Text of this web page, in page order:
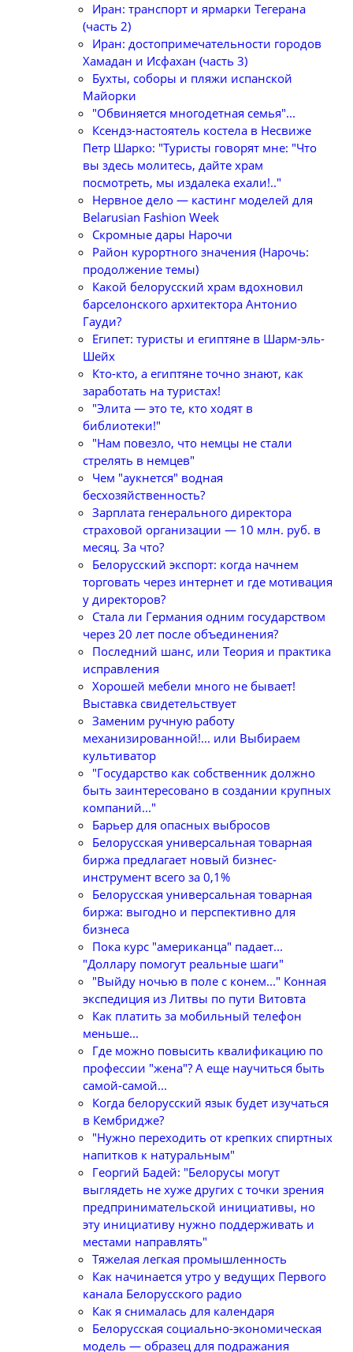
Иран: транспорт и ярмарки Тегерана
(часть 2)
Иран: достопримечательности городов
Хамадан и Исфахан (часть 3)
Бухты, соборы и пляжи испанской
Майорки
"Обвиняется многодетная семья"...
Ксендз-настоятель костела в Несвиже
Петр Шарко: "Туристы говорят мне: "Что
вы здесь молитесь, дайте храм
посмотреть, мы издалека ехали!.."
Нервное дело — кастинг моделей для
Belarusian Fashion Week
Скромные дары Нарочи
Район курортного значения (Нарочь:
продолжение темы)
Какой белорусский храм вдохновил
барселонского архитектора Антонио
Гауди?
Египет: туристы и египтяне в Шарм-эль-
Шейх
Кто-кто, а египтяне точно знают, как
заработать на туристах!
"Элита — это те, кто ходят в
библиотеки!"
"Нам повезло, что немцы не стали
стрелять в немцев"
Чем "аукнется" водная
бесхозяйственность?
Зарплата генерального директора
страховой организации — 10 млн. руб. в
месяц. За что?
Белорусский экспорт: когда начнем
торговать через интернет и где мотивация
у директоров?
Стала ли Германия одним государством
через 20 лет после объединения?
Последний шанс, или Теория и практика
исправления
Хорошей мебели много не бывает!
Выставка свидетельствует
Заменим ручную работу
механизированной!... или Выбираем
культиватор
"Государство как собственник должно
быть заинтересовано в создании крупных
компаний..."
Барьер для опасных выбросов
Белорусская универсальная товарная
биржа предлагает новый бизнес-
инструмент всего за 0,1%
Белорусская универсальная товарная
биржа: выгодно и перспективно для
бизнеса
Пока курс "американца" падает...
"Доллару помогут реальные шаги"
"Выйду ночью в поле с конем..." Конная
экспедиция из Литвы по пути Витовта
Как платить за мобильный телефон
меньше...
Где можно повысить квалификацию по
профессии "жена"? А еще научиться быть
самой-самой...
Когда белорусский язык будет изучаться
в Кембридже?
"Нужно переходить от крепких спиртных
напитков к натуральным"
Георгий Бадей: "Белорусы могут
выглядеть не хуже других с точки зрения
предпринимательской инициативы, но
эту инициативу нужно поддерживать и
местами направлять"
Тяжелая легкая промышленность
Как начинается утро у ведущих Первого
канала Белорусского радио
Как я снималась для календаря
Белорусская социально-экономическая
модель — образец для подражания